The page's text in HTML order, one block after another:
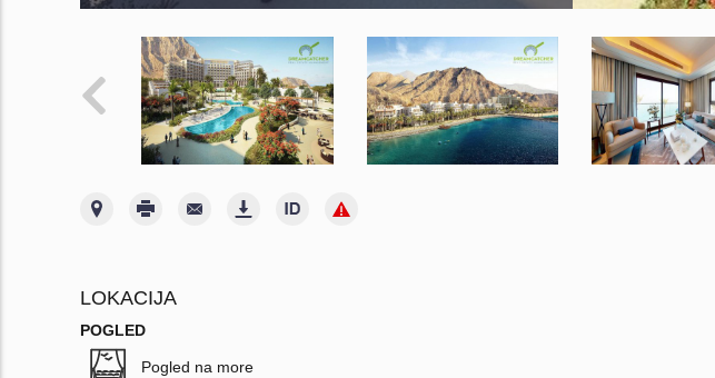
LOKACIJA
POGLED
Pogled na more